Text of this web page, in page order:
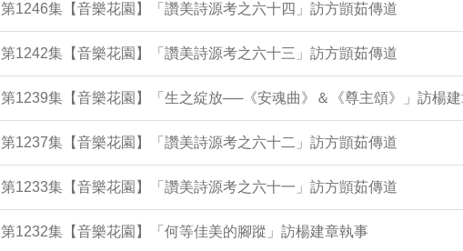
第1246集【音樂花園】「讚美詩源考之六十四」訪方顗茹傳道
第1242集【音樂花園】「讚美詩源考之六十三」訪方顗茹傳道
第1239集【音樂花園】「生之綻放──《安魂曲》＆《尊主頌》」訪楊
第1237集【音樂花園】「讚美詩源考之六十二」訪方顗茹傳道
第1233集【音樂花園】「讚美詩源考之六十一」訪方顗茹傳道
第1232集【音樂花園】「何等佳美的腳蹤」訪楊建章執事